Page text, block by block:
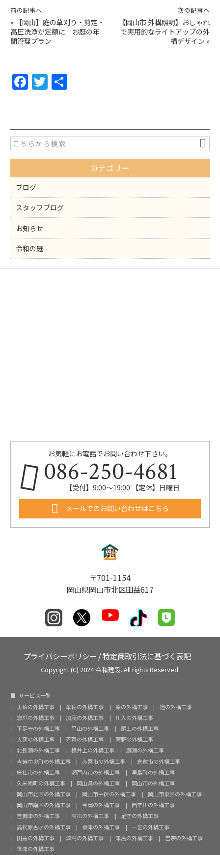
前の記事へ
«
【岡山】庭の草刈り・剪定・
高圧洗浄が定額に｜お庭の年
間管理プラン
次の記事へ
【岡山市 外構照明】おしゃれ
で実用的なライトアップの外
構デザイン »
F
a
e
b
o
o
k
T
w
er
カテゴリー
ブログ
スタッフブログ
お知らせ
令和の庭
お気軽にお電話でお問い合わせ下さい。
086-250-4681
【受付】9:00〜19:00 【定休】日曜日
メールでのお問い合わせはこちら
〒701-1154
岡山県岡山市北区田益617
プライバシーポリシー /特定商取引法に基づく表記
Copyright (C) 2024 令和建設. All rights Reserved.
サービス一覧
玉柏の外構工事
牟佐の外構工事 原の外構工事
宿の外構工事
惣爪の外構工事
加茂の外構工事
川入の外構工事
下足守の外構工事
平山の外構工事
尾上の外構工事
大窪の外構工事
芳賀の外構工事
菅野の外構工事
北長瀬の外構工事
横井上の外構工事
庭瀬の外構工事
吉備中央町の外構工事
赤磐市の外構工事
倉敷市の外構工事
総社市の外構工事
瀬戸内市の外構工事
早島町の外構工事
久米南町の外構工事
岡山県の外構工事
岡山市の外構工事
岡山市北区の外構工事
岡山市中区の外構工事
岡山市東区の外構工事
岡山市南区の外構工事
今岡の外構工事
西辛川の外構工事
吉備津の外構工事
高松の外構工事
足守の外構工事
高松原古才の外構工事
楢津の外構工事
一宮の外構工事
田益の外構工事
津高の外構工事 津島の外構工事
吉宗の外構工事
御津の外構工事